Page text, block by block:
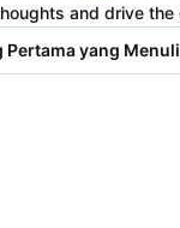
and drive the
Pertama yang